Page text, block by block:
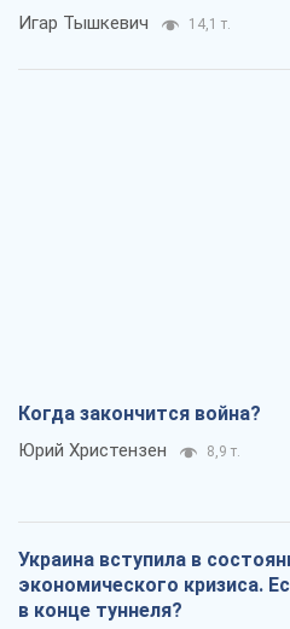
Игар Тышкевич 14,1 т.
Когда закончится война?
Юрий Христензен 8,9 т.
Украина вступила в
экономического кризиса.
в конце туннеля?